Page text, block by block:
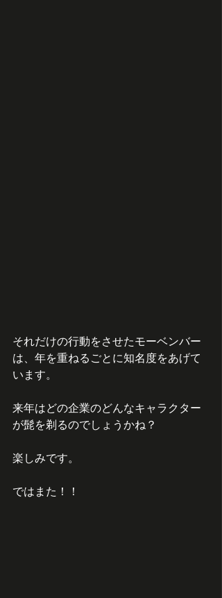
それだけの行動をさせたモーベンバー
は、年を重ねるごとに知名度をあげて
います。
来年はどの企業のどんなキャラクター
が髭を剃るのでしょうかね？
楽しみです。
ではまた！！